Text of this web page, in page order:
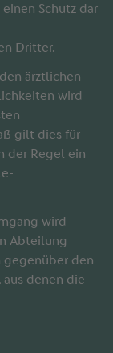
Schutz dar
Dritter.
ärztlichen
wird
gilt dies für
der Regel ein
wird
Abteilung
gegenüber den
aus denen die